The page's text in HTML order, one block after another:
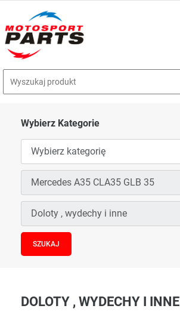
Wybierz Kategorie
DOLOTY , WYDECHY I INNE